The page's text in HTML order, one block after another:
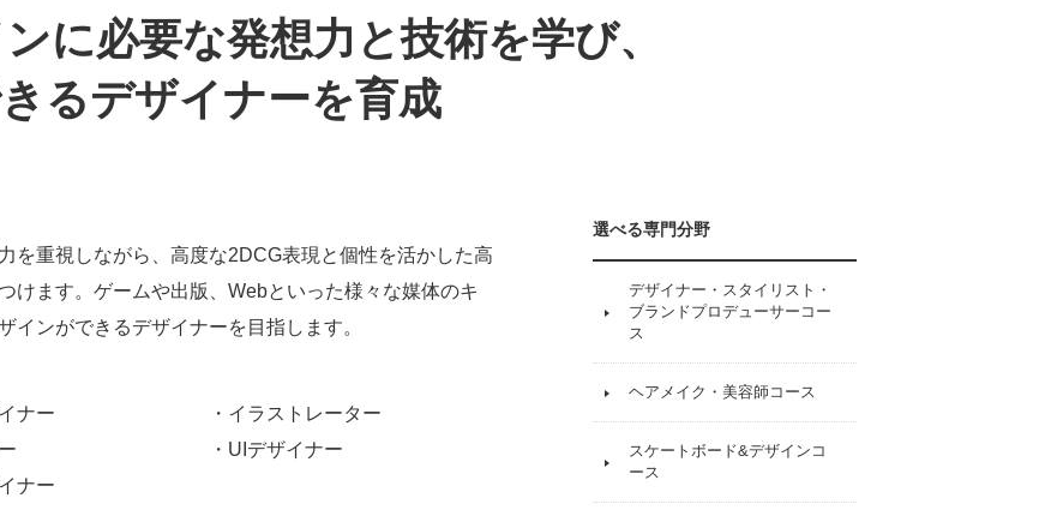
に必要な発想力と技術を学び、
るデザイナーを育成
を重視しながら、高度な2DCG表現と個性を活かした高
けます。ゲームや出版、Webといった様々な媒体のキ
インができるデザイナーを目指します。
ナー
ナー
・イラストレーター
・UIデザイナー
選べる専門分野
デザイナー・スタイリスト・
ブランドプロデューサーコー
ス
ヘアメイク・美容師コース
スケートボード&デザインコ
ース